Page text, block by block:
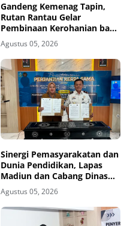
Gandeng Kemenag Tapin,
Rutan Rantau Gelar
Pembinaan Kerohanian bagi
Warga Binaan
Agustus 05, 2026
Sinergi Pemasyarakatan dan
Dunia Pendidikan, Lapas
Madiun dan Cabang Dinas
Pendidikan Wilayah Madiun
Jalin Kerja Sama Pendidikan
Vokasi Teknik Instalasi
Tenaga Listrik bagi Warga
Agustus 05, 2026